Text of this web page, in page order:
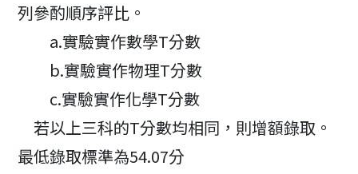
列參酌順序評比。
a.實驗實作數學T分數
b.實驗實作物理T分數
c.實驗實作化學T分數
若以上三科的T分數均相同，則增額錄取。
最低錄取標準為54.07分